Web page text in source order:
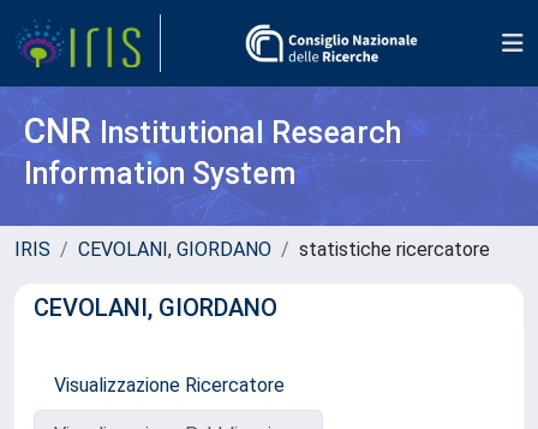
CNR Institutional Research
Information System
IRIS CEVOLANI, GIORDANO statistiche ricercatore
CEVOLANI, GIORDANO
Visualizzazione Ricercatore